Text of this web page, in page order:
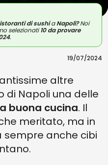
di sushiaNapoli?Noi
selezionati10 da provare
.
19/07/2024
altre
di Napoli una delle
buona cucina. Il
meritato, ma in
anche cibi